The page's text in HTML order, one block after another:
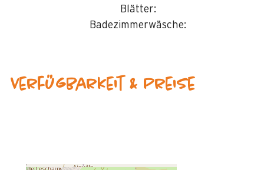
Blätter:
Badezimmerwäsche:
Verfügbarkeit & Preise